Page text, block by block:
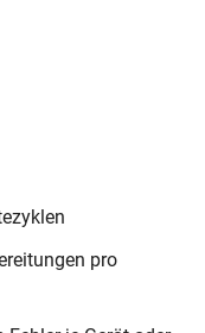
pro